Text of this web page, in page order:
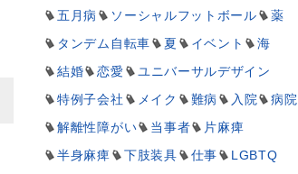
五月病
ソーシャルフットボール
薬
タンデム自転車
夏 イベント
海
結婚
恋愛
ユニバーサルデザイン
特例子会社
メイク 難病 入院
病院
解離性障がい
当事者
片麻痺
半身麻痺
下肢装具 仕事
LGBTQ